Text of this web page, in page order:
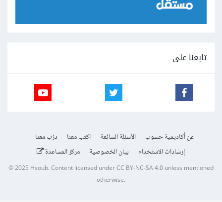
تابعنا على
عن أكاديمية حسوب الأسئلة الشائعة اكتب معنا
درّب معنا
إرشادات الاستخدام
بيان الخصوصية مركز المساعدة
© 2025Hsoub.Content licensed underCC BY-NC-SA 4.0unless mentioned
otherwise.